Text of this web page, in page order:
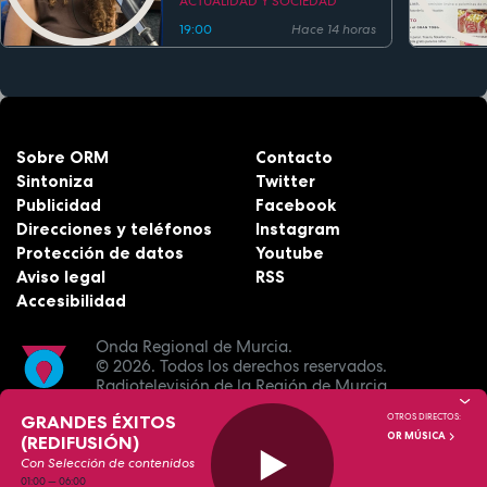
19:00
Hace 14 horas
Onda Regional de Murcia.
© 2026. Todos los derechos reservados.
Radiotelevisión de la Región de Murcia.
Sobre ORM
Sintoniza
Publicidad
Direcciones y teléfonos
Protección de datos
Aviso legal
Accesibilidad
Contacto
Twitter
Facebook
Instagram
Youtube
RSS
GRANDES ÉXITOS
(REDIFUSIÓN)
Con Selección de contenidos
01:00—06:00
OTROS DIRECTOS:
OR MÚSICA